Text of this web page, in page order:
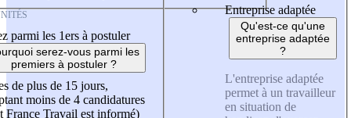
parmi les 1ers à postuler
serez-vous parmi les
premiers à postuler ?
de plus de 15 jours,
moins de 4 candidatures
France Travail est informé)
Entreprise adaptée
Qu'est-ce qu'une
entreprise adaptée
?
L'entreprise adaptée
permet à un travailleur
en situation de